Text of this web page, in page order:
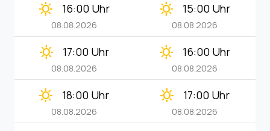
clear_day 16:00 Uhr
08.08.2026
clear_day 15:00 Uhr
08.08.2026
clear_day 17:00 Uhr
08.08.2026
clear_day 16:00 Uhr
08.08.2026
clear_day 18:00 Uhr
08.08.2026
clear_day 17:00 Uhr
08.08.2026